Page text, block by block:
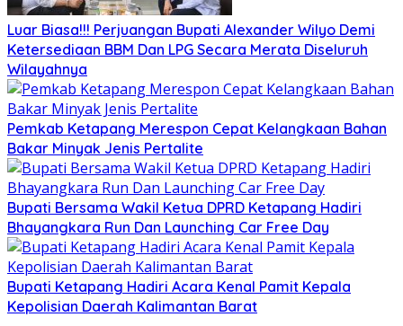
Luar Biasa!!! Perjuangan Bupati Alexander Wilyo Demi
Ketersediaan BBM Dan LPG Secara Merata Diseluruh
Wilayahnya
Pemkab Ketapang Merespon Cepat Kelangkaan Bahan
Bakar Minyak Jenis Pertalite
Bupati Bersama Wakil Ketua DPRD Ketapang Hadiri
Bhayangkara Run Dan Launching Car Free Day
Bupati Ketapang Hadiri Acara Kenal Pamit Kepala
Kepolisian Daerah Kalimantan Barat